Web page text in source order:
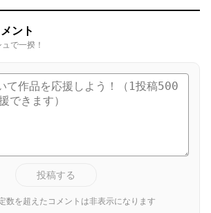
ント
で一揆！
投稿する
数を超えたコメントは非表示になります